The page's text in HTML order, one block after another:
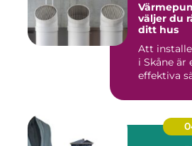
väljer du
ditt hus
Att
i Skåne är
effektiva